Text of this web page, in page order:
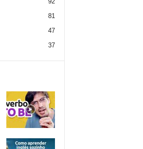
81
47
37